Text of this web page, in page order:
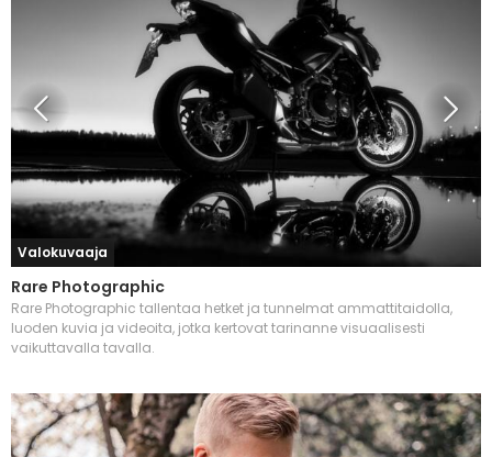
Valokuvaaja
Rare Photographic
Rare Photographic tallentaa hetket ja tunnelmat ammattitaidolla,
luoden kuvia ja videoita, jotka kertovat tarinanne visuaalisesti
vaikuttavalla tavalla.